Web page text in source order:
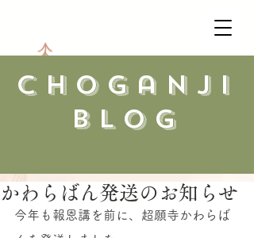
​choganji
blog
かわらばん発送のお知らせ
今年も報恩講を前に、超願寺かわらば